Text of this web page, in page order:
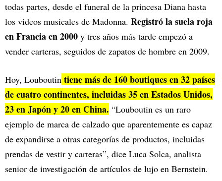
todas partes, desde el funeral de la princesa Diana hasta
los videos musicales de Madonna. Registró la suela roja
en Francia en 2000 y tres años más tarde empezó a
vender carteras, seguidos de zapatos de hombre en 2009.
Hoy, Louboutin tiene más de 160 boutiques en 32 países
de cuatro continentes, incluidas 35 en Estados Unidos,
23 en Japón y 20 en China. “Louboutin es un raro
ejemplo de marca de calzado que aparentemente es capaz
de expandirse a otras categorías de productos, incluidas
prendas de vestir y carteras”, dice Luca Solca, analista
senior de investigación de artículos de lujo en Bernstein.